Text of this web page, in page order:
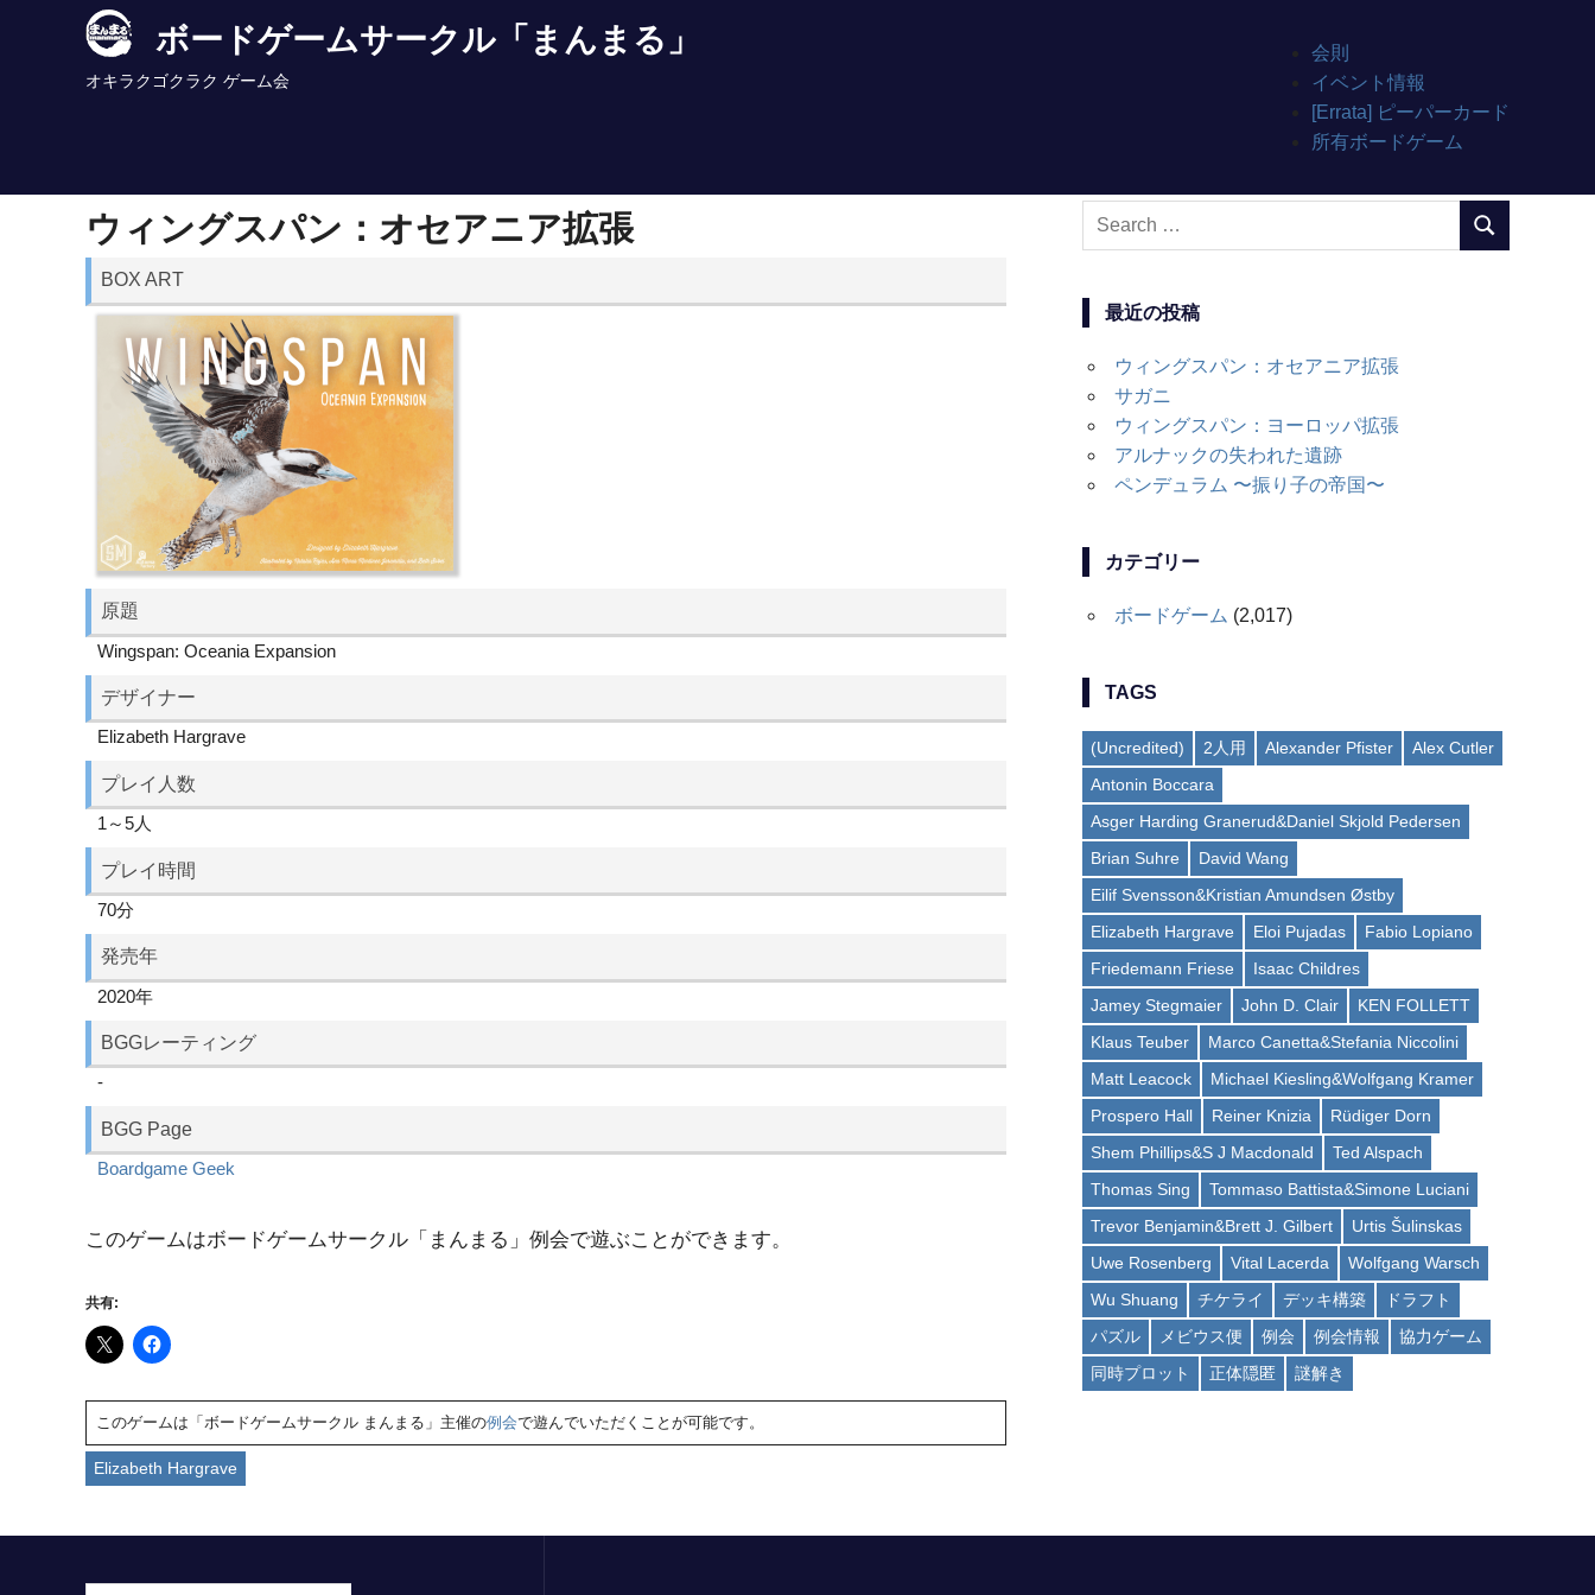
ボードゲームサークル「まんまる」
オキラクゴクラク ゲーム会
会則
イベント情報
[Errata] ピーパーカード
所有ボードゲーム
ウィングスパン：オセアニア拡張
BOX ART
原題
Wingspan: Oceania Expansion
デザイナー
Elizabeth Hargrave
プレイ人数
1～5人
プレイ時間
70分
発売年
2020年
BGGレーティング
-
BGG Page
Boardgame Geek
このゲームはボードゲームサークル「まんまる」例会で遊ぶことができます。
共有:
このゲームは「ボードゲームサークル まんまる」主催の例会で遊んでいただくことが可能です。
Elizabeth Hargrave
Search
SEARCH
最近の投稿
ウィングスパン：オセアニア拡張
サガニ
ウィングスパン：ヨーロッパ拡張
アルナックの失われた遺跡
ペンデュラム 〜振り子の帝国〜
カテゴリー
ボードゲーム (2,017)
TAGS
(Uncredited) 2人用 Alexander Pfister
Alex Cutler
Antonin Boccara
Asger Harding Granerud&Daniel Skjold Pedersen
Brian Suhre
David Wang
Eilif Svensson&Kristian Amundsen Østby
Elizabeth Hargrave
Eloi Pujadas
Fabio Lopiano
Friedemann Friese
Isaac Childres
Jamey Stegmaier
John D. Clair
KEN FOLLETT
Klaus Teuber
Marco Canetta&Stefania Niccolini
Matt Leacock
Michael Kiesling&Wolfgang Kramer
Prospero Hall
Reiner Knizia
Rüdiger Dorn
Shem Phillips&S J Macdonald
Ted Alspach
Thomas Sing
Tommaso Battista&Simone Luciani
Trevor Benjamin&Brett J. Gilbert
Urtis Šulinskas
Uwe Rosenberg
Vital Lacerda
Wolfgang Warsch
Wu Shuang
チケライ デッキ構築
ドラフト
パズル
メビウス便 例会 例会情報
協力ゲーム
同時プロット
正体隠匿 謎解き